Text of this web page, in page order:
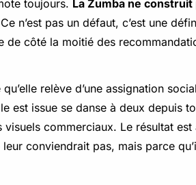
toujours. La Zumba ne
n’est pas un défaut, c’est une
de côté la moitié des
relève d’une assignation
est issue se danse à deux depuis
visuels commerciaux. Le résultat
conviendrait pas, mais parce